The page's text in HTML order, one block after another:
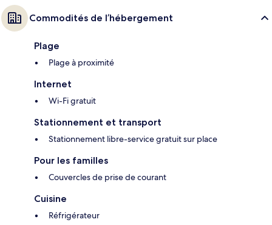
Commodités de l’hébergement
Plage
Plage à proximité
Internet
Wi-Fi gratuit
Stationnement et transport
Stationnement libre-service gratuit sur place
Pour les familles
Couvercles de prise de courant
Cuisine
Réfrigérateur